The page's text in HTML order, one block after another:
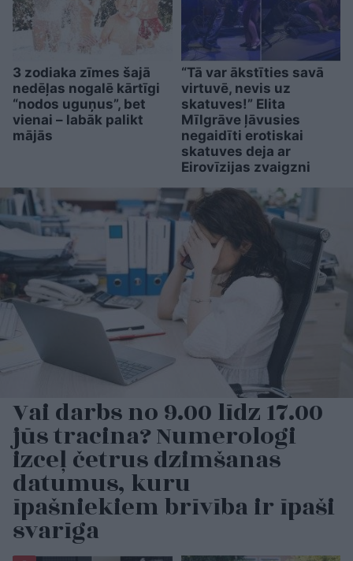
3 zodiaka zīmes šajā
nedēļas nogalē kārtīgi
“nodos uguņus”, bet
vienai – labāk palikt
mājās
“Tā var ākstīties savā
virtuvē, nevis uz
skatuves!” Elita
Mīlgrāve ļāvusies
negaidīti erotiskai
skatuves deja ar
Eirovīzijas zvaigzni
Vai darbs no 9.00 līdz 17.00
jūs tracina? Numerologi
izceļ četrus dzimšanas
datumus, kuru
īpašniekiem brīvība ir īpaši
svarīga